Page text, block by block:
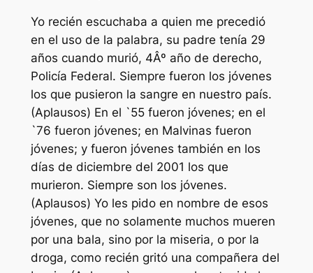
Yo recién escuchaba a quien me precedió
en el uso de la palabra, su padre tenía 29
años cuando murió, 4Âº año de derecho,
Policía Federal. Siempre fueron los jóvenes
los que pusieron la sangre en nuestro país.
(Aplausos) En el `55 fueron jóvenes; en el
`76 fueron jóvenes; en Malvinas fueron
jóvenes; y fueron jóvenes también en los
días de diciembre del 2001 los que
murieron. Siempre son los jóvenes.
(Aplausos) Yo les pido en nombre de esos
jóvenes, que no solamente muchos mueren
por una bala, sino por la miseria, o por la
droga, como recién gritó una compañera del